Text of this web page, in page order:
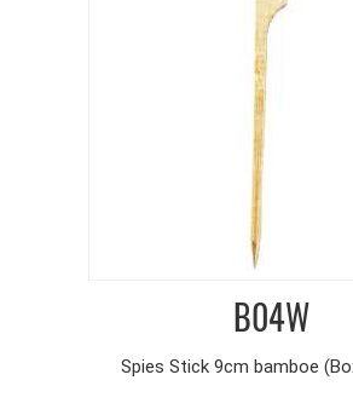
B04W
Spies Stick 9cm bamboe